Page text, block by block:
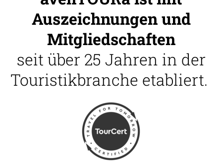
Auszeichnungen und
Mitgliedschaften
seit über 25 Jahren in der
Touristikbranche etabliert.